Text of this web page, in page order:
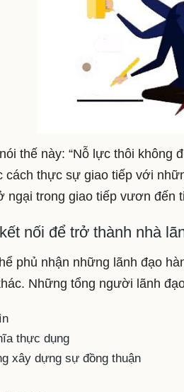
thế này: “Nỗ lực thôi không
cách thực sự giao tiếp với
ngại trong giao tiếp vươn đến
nối để trở thành nhà
phủ nhận những lãnh đạo
Những tổng người lãnh
thực dụng
xây dựng sự đồng thuận